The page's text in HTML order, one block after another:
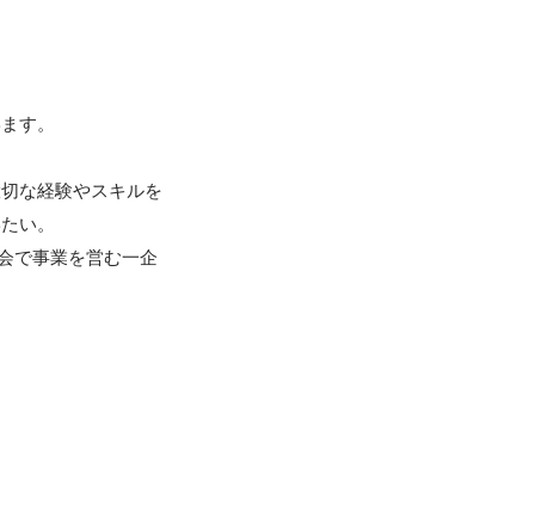
す。
な経験やスキルを
い。
で事業を営む一企